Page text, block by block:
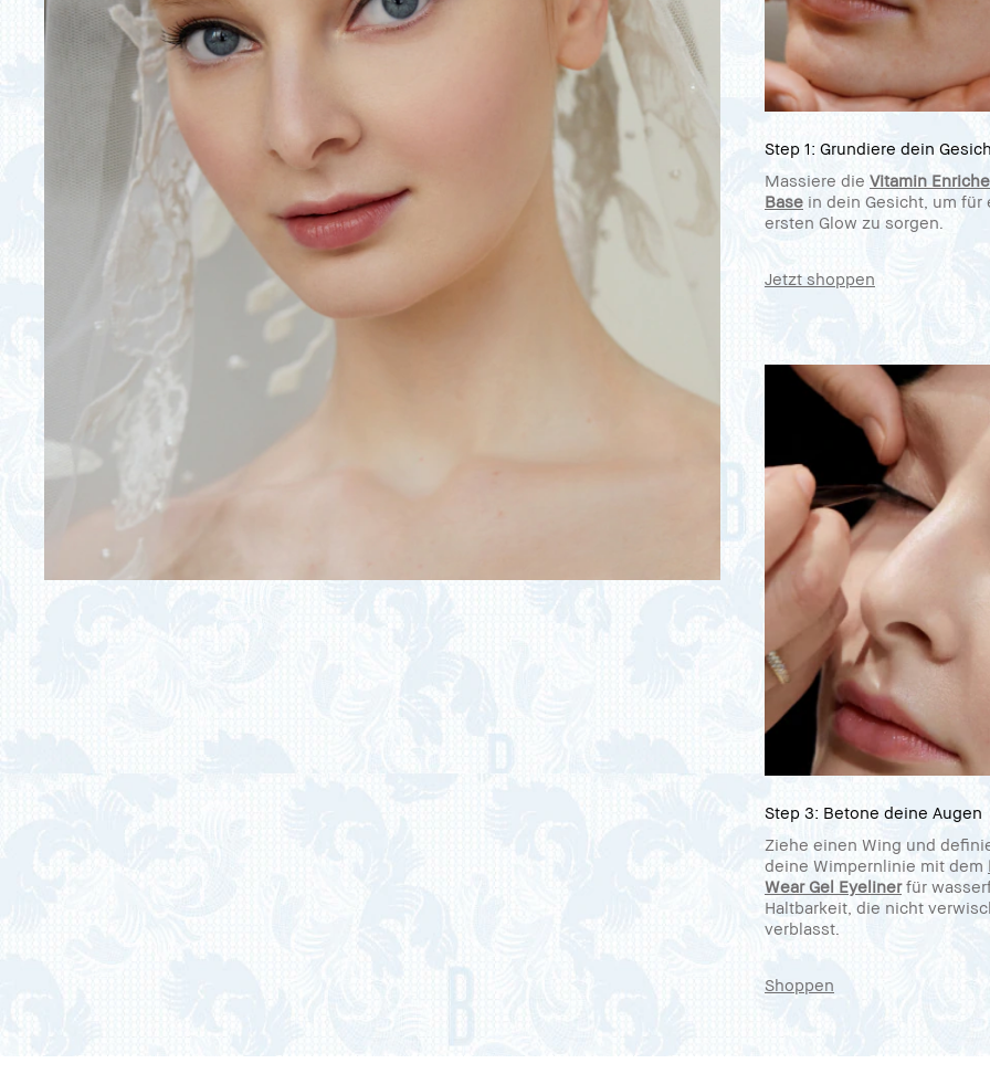
Step 1: Grundiere dein
Massiere die Vitamin
Base in dein Gesicht, um für
ersten Glow zu sorgen.
Jetzt shoppen
Step 3: Betone deine Augen
Ziehe einen Wing und
deine Wimpernlinie mit dem
Wear Gel Eyelinerfür
Haltbarkeit, die nicht
verblasst.
Shoppen